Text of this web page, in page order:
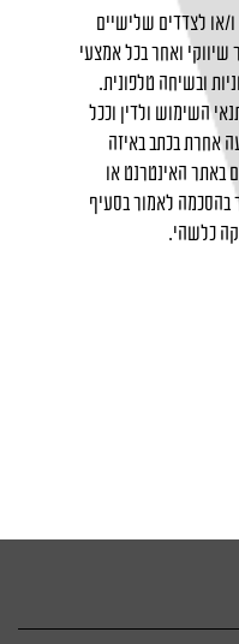
או לצדדים שלישיים
שיווקי ואחר בכל אמצעי
ובשיחה טלפונית.
השימוש ולדין וככל
אחרת בכתב באיזה
באתר האינטרנט או
בהסכמה לאמור בסעיף
כלשהי.